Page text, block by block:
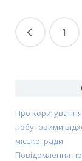
1
Про
побутовими
міської ради
Повідомлення